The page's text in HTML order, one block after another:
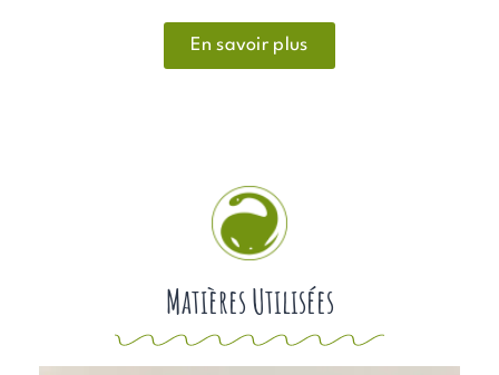
En savoir plus
Matières Utilisées